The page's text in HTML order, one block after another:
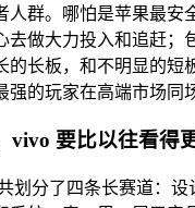
人群。哪怕是苹果最
去做大力投入和追赶；
的长板，和不明显的短
强的玩家在高端市场同
vivo 要比以往看得
划分了四条长赛道：设